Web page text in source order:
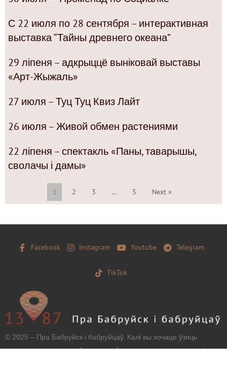
С 22 июля по 28 сентября – интерактивная
выставка “Тайны древнего океана”
29 ліпеня – адкрыццё выніковай выставы
«Арт-Жыжаль»
27 июля – Туц Туц Квиз Лайт
26 июля – Живой обмен растениями
22 ліпеня – спектакль «Паны, таварышы,
сволачы і дамы»
1 2 3 … 5 Next »
Facebook Instagram Youtube Telegram
TikTok
© 2025 – Пра Бабруйск і бабруйцаў. Калі вы хочаце ўзяць
матэрыял з нашага сайту, захавайце, калі ласка, загаловак і